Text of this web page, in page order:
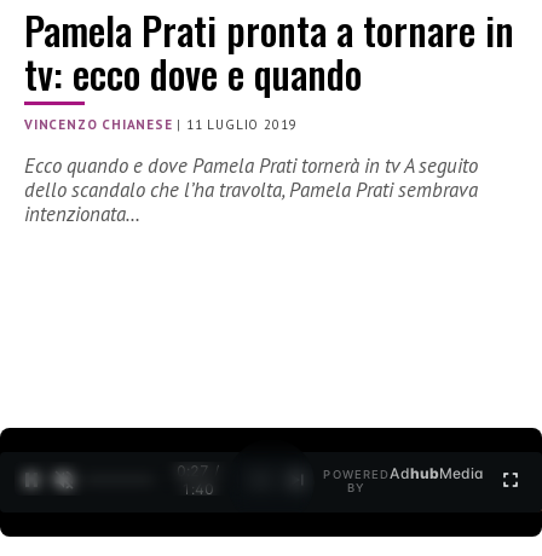
Pamela Prati pronta a tornare in
tv: ecco dove e quando
VINCENZO CHIANESE | 11 LUGLIO 2019
Ecco quando e dove Pamela Prati tornerà in tv A seguito
dello scandalo che l’ha travolta, Pamela Prati sembrava
intenzionata…
0:27 /
1:40
POWERED
BY
AdhubMedia